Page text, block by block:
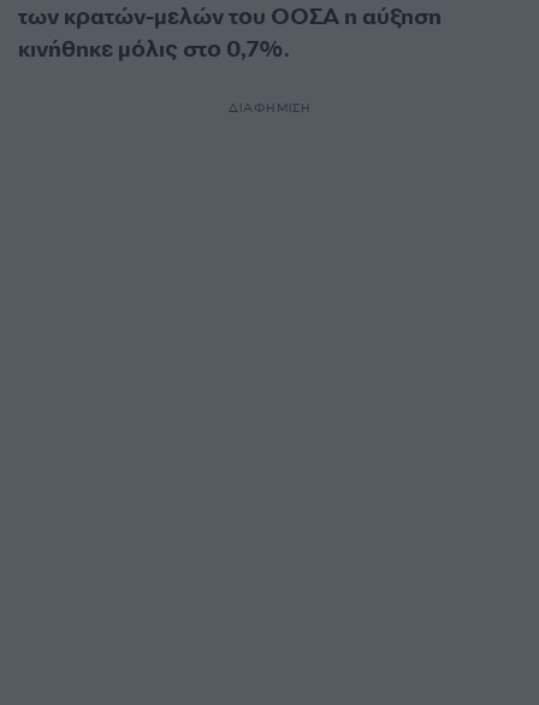
των κρατών-μελών του ΟΟΣΑ η αύξηση
κινήθηκε μόλις στο 0,7%.
ΔΙΑΦΗΜΙΣΗ